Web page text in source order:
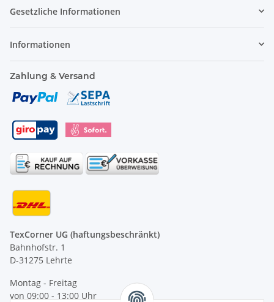
Gesetzliche Informationen
Informationen
Zahlung & Versand
TexCorner UG (haftungsbeschränkt)
Bahnhofstr. 1
D-31275 Lehrte
Montag - Freitag
von 09:00 - 13:00 Uhr